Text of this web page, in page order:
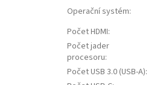
Operační systém:
Počet HDMI:
Počet jader
procesoru:
Počet USB 3.0 (USB-A):